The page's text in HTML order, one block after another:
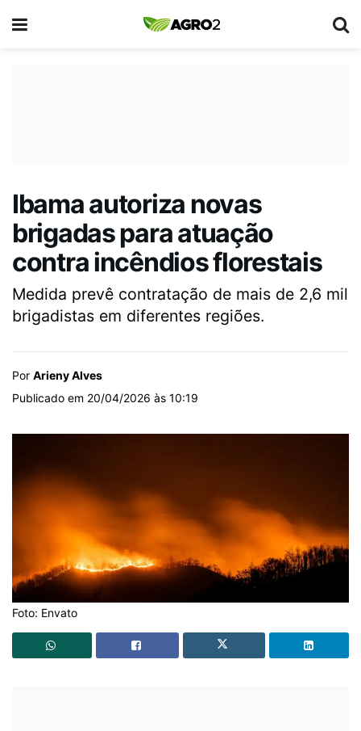
Ibama autoriza novas
brigadas para atuação
contra incêndios florestais
Medida prevê contratação de mais de 2,6 mil
brigadistas em diferentes regiões.
Por Arieny Alves
Publicado em 20/04/2026 às 10:19
Foto: Envato